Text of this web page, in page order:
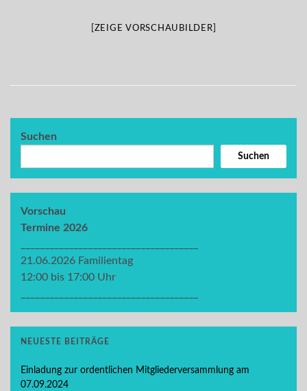
[ZEIGE VORSCHAUBILDER]
Suchen
Suchen
Vorschau
Termine 2026
21.06.2026 Familientag
12:00 bis 17:00 Uhr
NEUESTE BEITRÄGE
Einladung zur ordentlichen Mitgliederversammlung am
07.09.2024